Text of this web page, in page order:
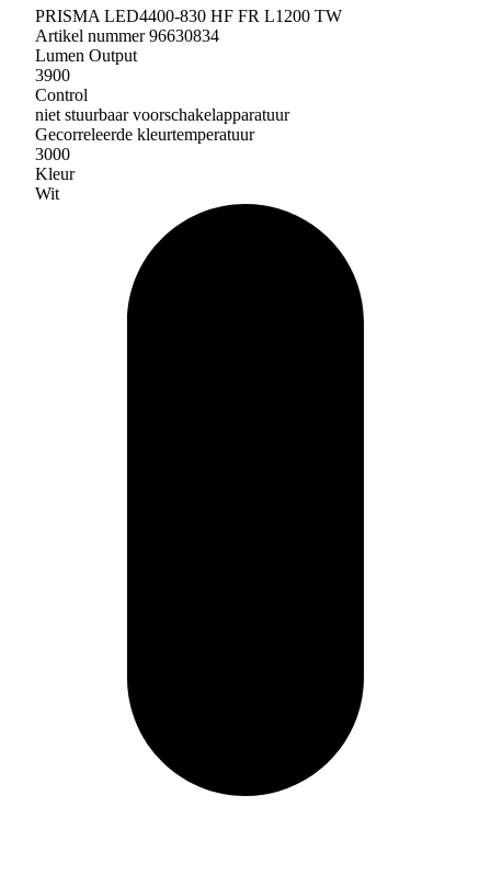
PRISMA LED4400-830 HF FR L1200 TW
Artikel nummer 96630834
Lumen Output
3900
Control
niet stuurbaar voorschakelapparatuur
Gecorreleerde kleurtemperatuur
3000
Kleur
Wit